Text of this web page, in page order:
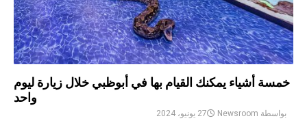
خمسة أشياء يمكنك القيام بها في أبوظبي خلال زيارة ليوم
واحد
بواسطة Newsroom 27 يونيو، 2024